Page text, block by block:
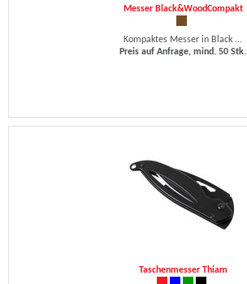
Messer Black&WoodCompakt
Kompaktes Messer in Black ...
Preis auf Anfrage, mind. 50 Stk.
Taschenmesser Thiam